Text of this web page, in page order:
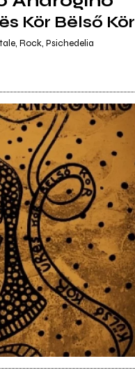
Kör Bëlső Kör
Rock, Psichedelia